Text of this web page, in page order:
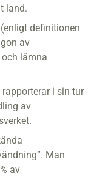
land.
definitionen
av
lämna
i sin tur
av
Man
av